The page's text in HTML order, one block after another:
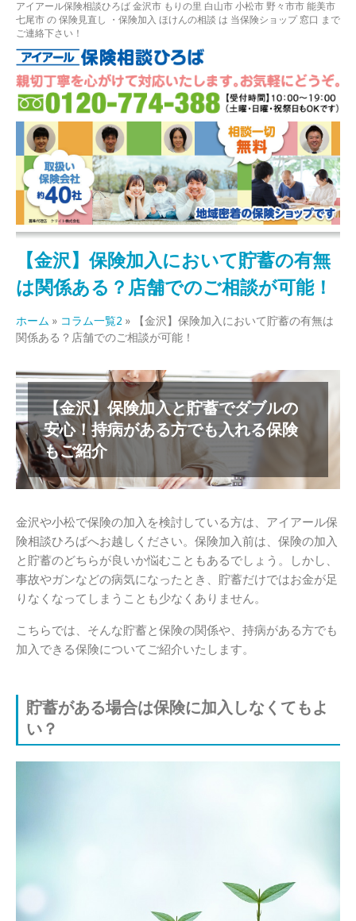
アイアール保険相談ひろば 金沢市 もりの里 白山市 小松市 野々市市 能美市
七尾市 の 保険見直し ・保険加入 ほけんの相談 は 当保険ショップ 窓口 まで
ご連絡下さい！
【金沢】保険加入において貯蓄の有無
は関係ある？店舗でのご相談が可能！
ホーム » コラム一覧2 »
【金沢】保険加入において貯蓄の有無は
関係ある？店舗でのご相談が可能！
【金沢】保険加入と貯蓄でダブルの
安心！持病がある方でも入れる保険
もご紹介
金沢や小松で保険の加入を検討している方は、アイアール保
険相談ひろばへお越しください。保険加入前は、保険の加入
と貯蓄のどちらが良いか悩むこともあるでしょう。しかし、
事故やガンなどの病気になったとき、貯蓄だけではお金が足
りなくなってしまうことも少なくありません。
こちらでは、そんな貯蓄と保険の関係や、持病がある方でも
加入できる保険についてご紹介いたします。
貯蓄がある場合は保険に加入しなくてもよ
い？